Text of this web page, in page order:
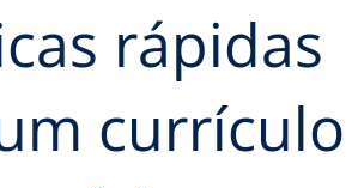
rápidas
currículo